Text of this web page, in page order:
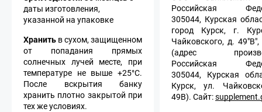
даты изготовления,
указанной на упаковке
Хранить в сухом, защищенном
от попадания прямых
солнечных лучей месте, при
температуре не выше +25°С.
После вскрытия банку
хранить плотно закрытой при
тех же условиях.
Российская
305044, Курская
город Курск, г.
Чайковского, д.
(адрес
Российская
305044, Курская
Курск, ул.
49В). Сайт: